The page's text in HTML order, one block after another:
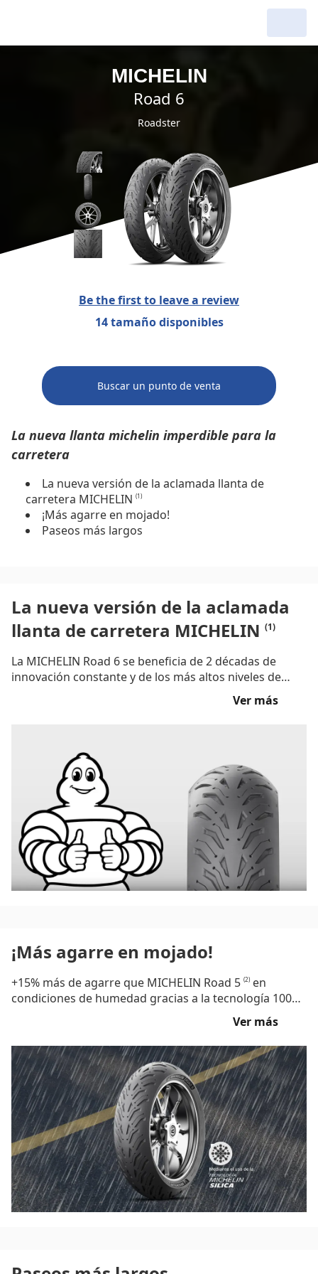
MICHELIN
road 6
Roadster
Be the first to leave a review
14 tamaño disponibles
Buscar un punto de venta
La nueva llanta michelin imperdible para la
carretera
La nueva versión de la aclamada llanta de
carretera MICHELIN (1)
¡Más agarre en mojado!
Paseos más largos
La nueva versión de la aclamada
llanta de carretera MICHELIN (1)
La MICHELIN Road 6 se beneficia de 2 décadas de
innovación constante y de los más altos niveles de
Ver más
¡Más agarre en mojado!
+15% más de agarre que MICHELIN Road 5 (2) en
condiciones de humedad gracias a la tecnología 100%
sílice y a un nuevo AA68dibujo de la banda de
Ver más